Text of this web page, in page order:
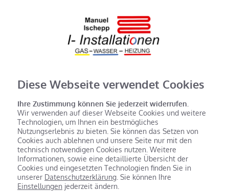
Diese Webseite verwendet Cookies
Ihre Zustimmung können Sie jederzeit widerrufen.
Wir verwenden auf dieser Webseite Cookies und weitere
Technologien, um Ihnen ein bestmögliches
Nutzungserlebnis zu bieten. Sie können das Setzen von
Cookies auch ablehnen und unsere Seite nur mit den
technisch notwendigen Cookies nutzen. Weitere
Informationen, sowie eine detaillierte Übersicht der
Cookies und eingesetzten Technologien finden Sie in
unserer Datenschutzerklärung . Sie können Ihre
Einstellungen jederzeit ändern.